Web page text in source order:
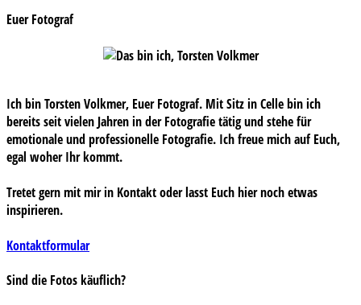
Euer Fotograf
Ich bin Torsten Volkmer, Euer Fotograf. Mit Sitz in Celle bin ich
bereits seit vielen Jahren in der Fotografie tätig und stehe für
emotionale und professionelle Fotografie. Ich freue mich auf Euch,
egal woher Ihr kommt.
Tretet gern mit mir in Kontakt oder lasst Euch hier noch etwas
inspirieren.
Kontaktformular
Sind die Fotos käuflich?